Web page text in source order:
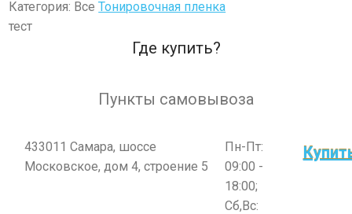
Категория: ВсеТонировочная пленка
тест
Где купить?
Пункты самовывоза
433011 Самара, шоссе
Московское, дом 4, строение 5
Пн-Пт:
09:00 -
18:00;
Сб,Вс: